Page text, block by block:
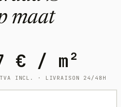
maat
€ / m²
TVA INCL. · LIVRAISON 24/48H